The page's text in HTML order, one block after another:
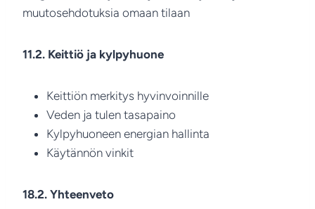
muutosehdotuksia omaan tilaan
11.2. Keittiö ja kylpyhuone
Keittiön merkitys hyvinvoinnille
Veden ja tulen tasapaino
Kylpyhuoneen energian hallinta
Käytännön vinkit
18.2. Yhteenveto